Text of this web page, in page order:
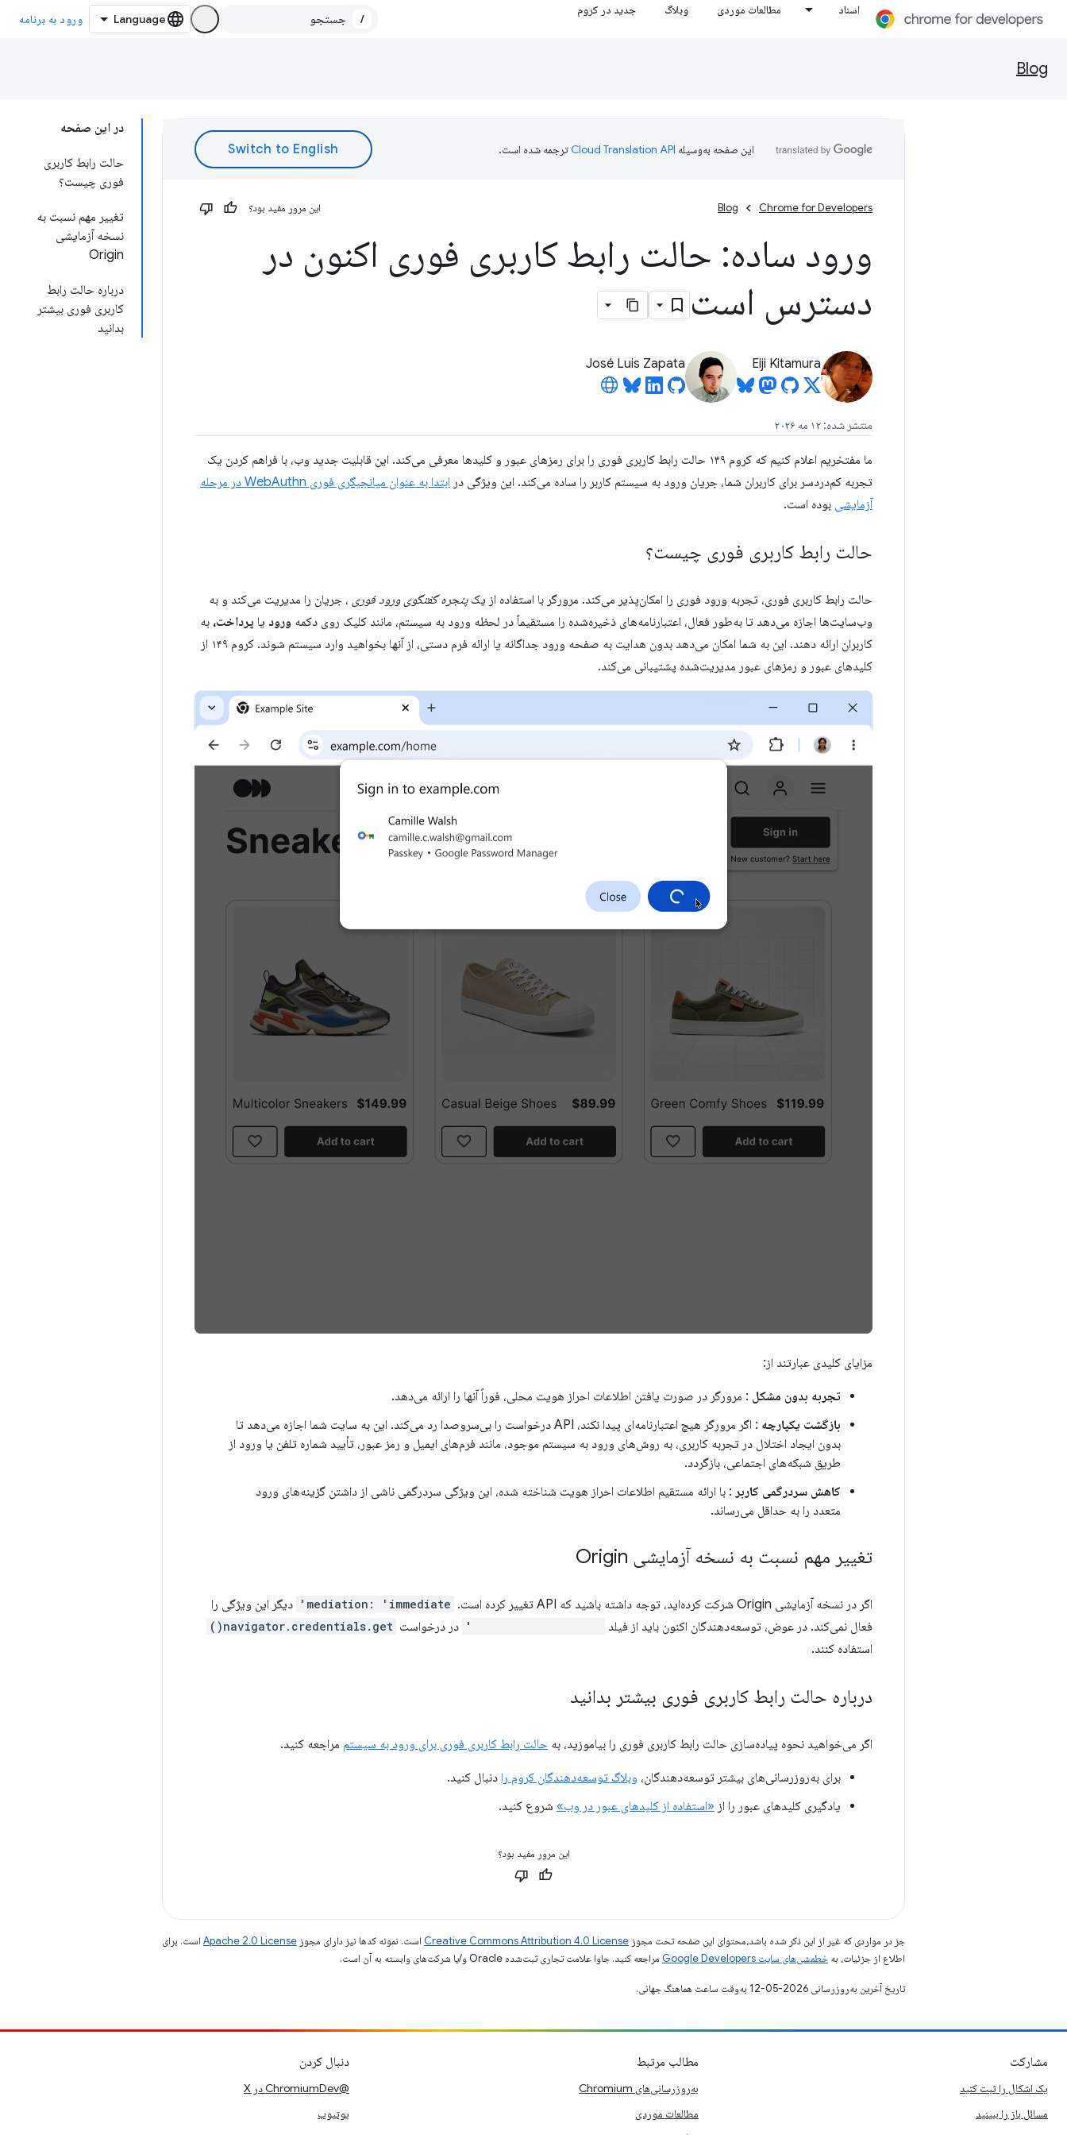
اسناد مطالعات موردی وبلاگ جدید در کروم
/ ورود به برنامه
Blog
در این صفحه
حالت رابط کاربری
فوری چیست؟
تغییر مهم نسبت به
نسخه آزمایشی
Origin
درباره حالت رابط
کاربری فوری بیشتر
بدانید
این صفحه به‌وسیله ترجمه شده است.
Chrome for Developers
Blog این مرور مفید بود؟
ورود ساده: حالت رابط کاربری فوری اکنون در
دسترس است
Eiji Kitamura
José Luis Zapata
منتشر شده: ۱۲ مه ۲۰۲۶
ما مفتخریم اعلام کنیم که کروم ۱۴۹ حالت رابط کاربری فوری را برای رمزهای عبور و کلیدها معرفی می‌کند. این قابلیت جدید وب، با فراهم کردن یک
تجربه کم‌دردسر برای کاربران شما، جریان ورود به سیستم کاربر را ساده می‌کند. این ویژگی در
ابتدا به عنوان میانجیگری فوری WebAuthn در مرحله
آزمایشی بوده است.
حالت رابط کاربری فوری چیست؟
حالت رابط کاربری فوری، تجربه ورود فوری را امکان‌پذیر می‌کند. مرورگر با استفاده از یکپنجره گفتگوی ورود فوری ، جریان را مدیریت می‌کند و به
وب‌سایت‌ها اجازه می‌دهد تا به‌طور فعال، اعتبارنامه‌های ذخیره‌شده را مستقیماً در لحظه ورود به سیستم، مانند کلیک روی دکمه ورود یا پرداخت، به
کاربران ارائه دهند. این به شما امکان می‌دهد بدون هدایت به صفحه ورود جداگانه یا ارائه فرم دستی، از آنها بخواهید وارد سیستم شوند. کروم ۱۴۹ از
کلیدهای عبور و رمزهای عبور مدیریت‌شده پشتیبانی می‌کند.
مزایای کلیدی عبارتند از:
تجربه بدون مشکل : مرورگر در صورت یافتن اطلاعات احراز هویت محلی، فوراً آنها را ارائه می‌دهد.
بازگشت یکپارچه
: اگر مرورگر هیچ اعتبارنامه‌ای پیدا نکند، API درخواست را بی‌سروصدا رد می‌کند. این به سایت شما اجازه می‌دهد تا
بدون ایجاد اختلال در تجربه کاربری، به روش‌های ورود به سیستم موجود، مانند فرم‌های ایمیل و رمز عبور، تأیید شماره تلفن یا ورود از
طریق شبکه‌های اجتماعی، بازگردد.
کاهش سردرگمی کاربر : با ارائه مستقیم اطلاعات احراز هویت شناخته شده، این ویژگی سردرگمی ناشی از داشتن گزینه‌های ورود
متعدد را به حداقل می‌رساند.
تغییر مهم نسبت به نسخه آزمایشی Origin
اگر در نسخه آزمایشی Origin شرکت کرده‌اید، توجه داشته باشید که API تغییر کرده است. mediation: 'immediate'
دیگر این ویژگی را
فعال نمی‌کند. در عوض، توسعه‌دهندگان اکنون باید از فیلد
در درخواست navigator.credentials.get()
استفاده کنند.
درباره حالت رابط کاربری فوری بیشتر بدانید
اگر می‌خواهید نحوه پیاده‌سازی حالت رابط کاربری فوری را بیاموزید، به حالت رابط کاربری فوری برای ورود به سیستم مراجعه کنید.
برای به‌روزرسانی‌های بیشتر توسعه‌دهندگان، وبلاگ توسعه‌دهندگان کروم را دنبال کنید.
یادگیری کلیدهای عبور را از «استفاده از کلیدهای عبور در وب» شروع کنید.
این مرور مفید بود؟
جز در مواردی که غیر از این ذکر شده باشد،‌محتوای این صفحه تحت مجوز Creative Commons Attribution 4.0 License است. نمونه کدها نیز دارای مجوز Apache 2.0 License است. برای
اطلاع از جزئیات، به خطمشی‌های سایت Google Developers‏ مراجعه کنید. جاوا علامت تجاری ثبت‌شده Oracle و/یا شرکت‌های وابسته به آن است.
تاریخ آخرین به‌روزرسانی 2026-05-12 به‌وقت ساعت هماهنگ جهانی.
مشارکت
یک اشکال را ثبت کنید
مسائل باز را ببینید
مطالب مرتبط
به‌روزرسانی‌های Chromium
مطالعات موردی
دنبال کردن
@ChromiumDev در X
یوتیوب